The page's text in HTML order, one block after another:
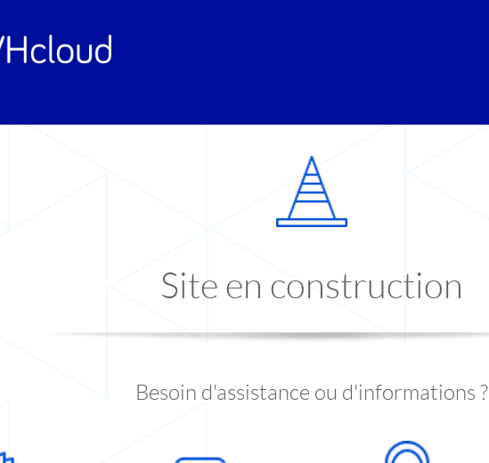
Site en construction
Besoin d'assistance ou d'informations ?